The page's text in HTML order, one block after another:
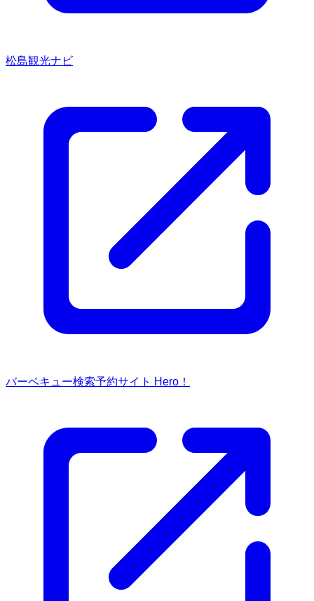
松島観光ナビ
バーベキュー検索予約サイト Hero！